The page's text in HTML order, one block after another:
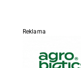
Reklama